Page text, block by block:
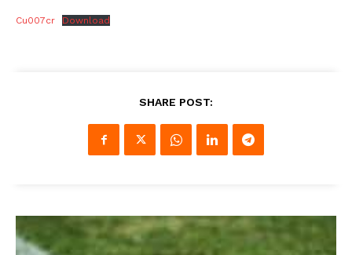
Cu007cr Download
SHARE POST: